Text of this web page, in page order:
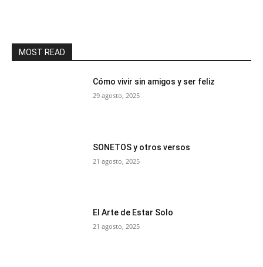
MOST READ
Cómo vivir sin amigos y ser feliz
29 agosto, 2025
SONETOS y otros versos
21 agosto, 2025
El Arte de Estar Solo
21 agosto, 2025